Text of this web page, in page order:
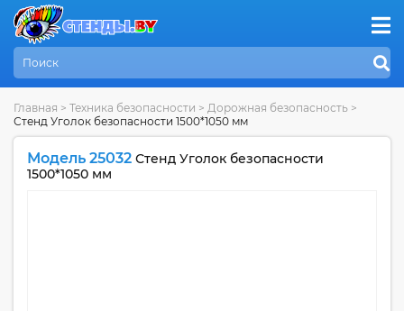
Главная > Техника безопасности > Дорожная безопасность >
Стенд Уголок безопасности 1500*1050 мм
Модель 25032 Стенд Уголок безопасности
1500*1050 мм